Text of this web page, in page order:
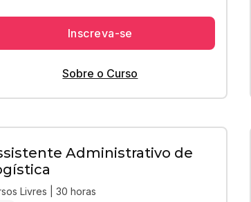
Inscreva-se
Sobre o Curso
Administrativo de
Livres | 30 horas